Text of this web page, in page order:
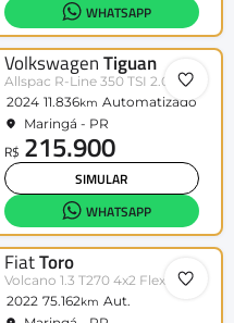
WHATSAPP
VolkswagenTiguan
Allspac R-Line 350 TSI 2.0 4x4
2024 11.836km Automatizado
Maringá - PR
R$ 215.900
SIMULAR
WHATSAPP
FiatToro
Volcano 1.3 T270 4x2 Flex Aut.
2022 75.162km Aut.